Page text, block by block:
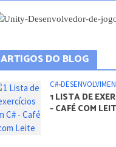
ARTIGOS DO BLOG
C#•
1 LISTA DE
– CAFÉ COM